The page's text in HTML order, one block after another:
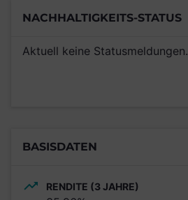
NACHHALTIGKEITS-STATUS
Aktuell keine Statusmeldungen.
BASISDATEN
RENDITE (3 JAHRE)